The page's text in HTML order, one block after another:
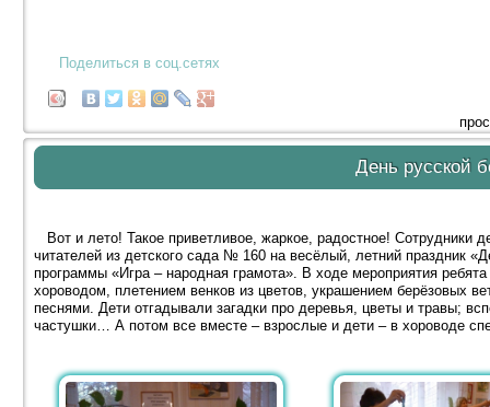
Поделиться в соц.сетях
День русской
Вот и лето! Такое приветливое, жаркое, радостное! Сотрудники
читателей из детского сада № 160 на весёлый, летний праздник
программы «Игра – народная грамота». В ходе мероприятия
хороводом, плетением венков из цветов, украшением берёзовых
песнями. Дети отгадывали загадки про деревья, цветы и травы;
частушки… А потом все вместе – взрослые и дети – в хороводе